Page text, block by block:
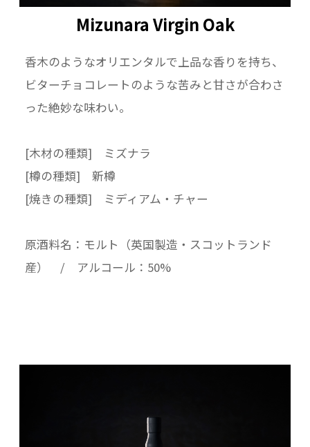
Mizunara Virgin Oak
香木のようなオリエンタルで上品な香りを持ち、
ビターチョコレートのような苦みと甘さが合わさ
った絶妙な味わい。
[木材の種類] ミズナラ
[樽の種類] 新樽
[焼きの種類] ミディアム・チャー
原酒料名：モルト（英国製造・スコットランド
産） / アルコール：50%